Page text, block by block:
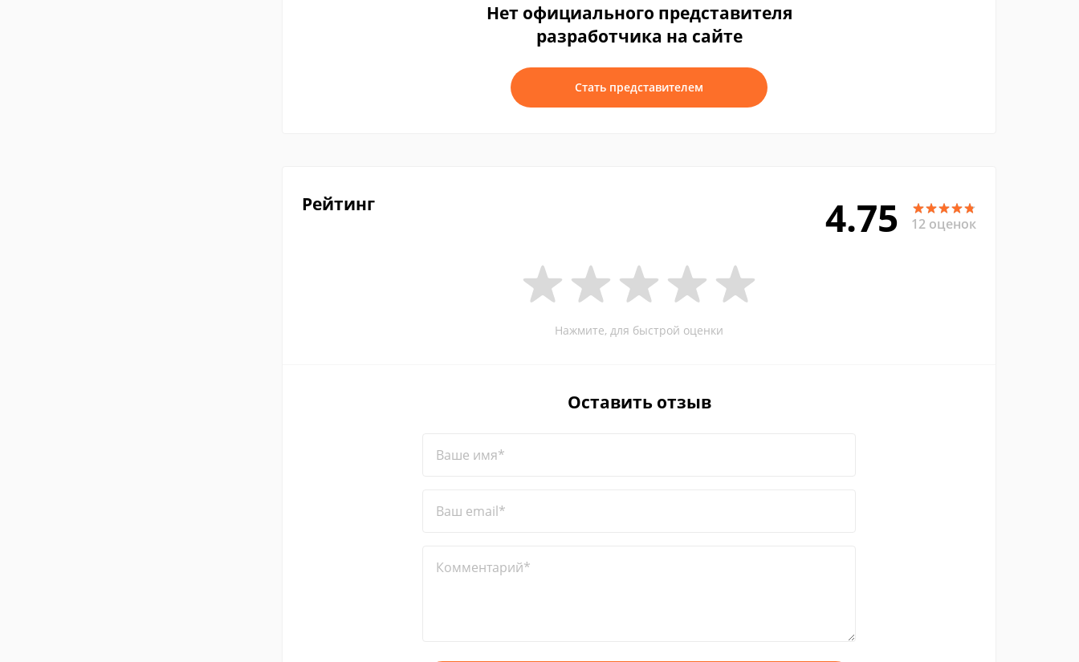
Нет официального представителя
разработчика на сайте
Стать представителем
Рейтинг 4.75 12 оценок
Нажмите, для быстрой оценки
Оставить отзыв
Ваше имя*
Ваш email*
Комментарий*